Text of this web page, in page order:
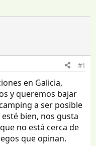
#1
en Galicia,
y queremos bajar
a ser posible
bien, nos gusta
no está cerca de
que opinan.